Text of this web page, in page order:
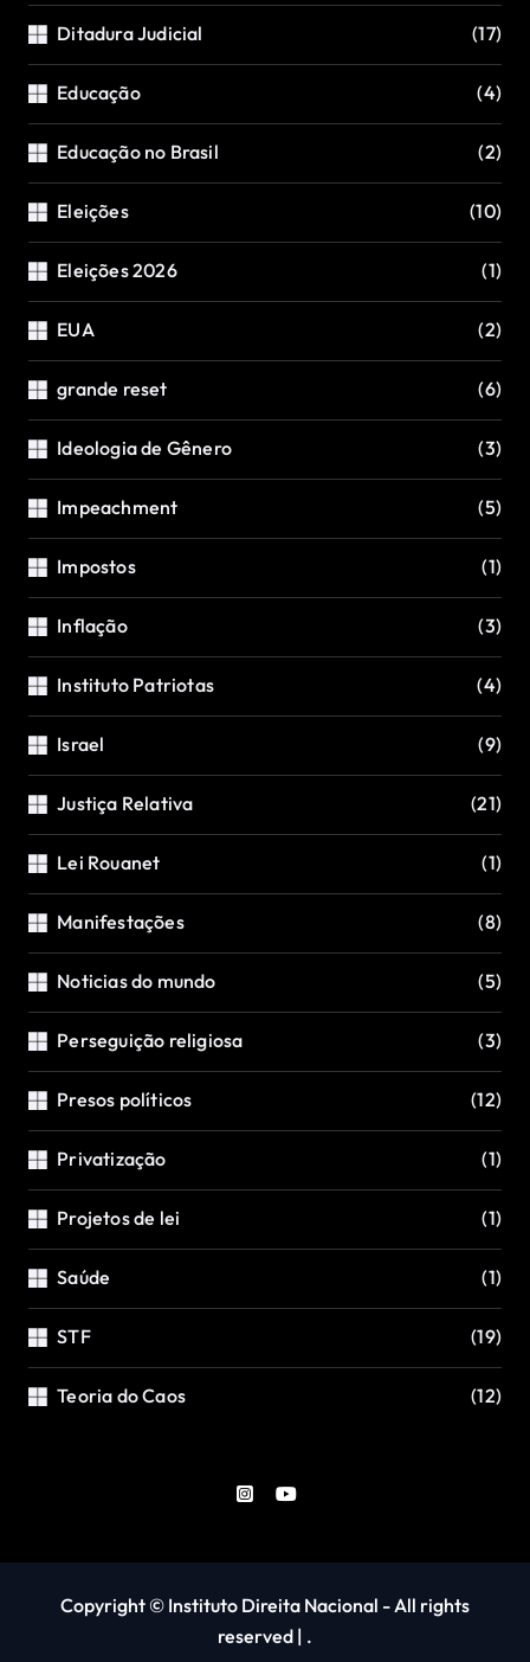
Ditadura Judicial (17)
Educação (4)
Educação no Brasil (2)
Eleições (10)
Eleições 2026 (1)
EUA (2)
grande reset (6)
Ideologia de Gênero (3)
Impeachment (5)
Impostos (1)
Inflação (3)
Instituto Patriotas (4)
Israel (9)
Justiça Relativa (21)
Lei Rouanet (1)
Manifestações (8)
Noticias do mundo (5)
Perseguição religiosa (3)
Presos políticos (12)
Privatização (1)
Projetos de lei (1)
Saúde (1)
STF (19)
Teoria do Caos (12)
Copyright © Instituto Direita Nacional - All rights
reserved | .